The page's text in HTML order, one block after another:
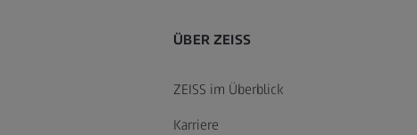
ÜBER ZEISS
ZEISS im Überblick
Karriere